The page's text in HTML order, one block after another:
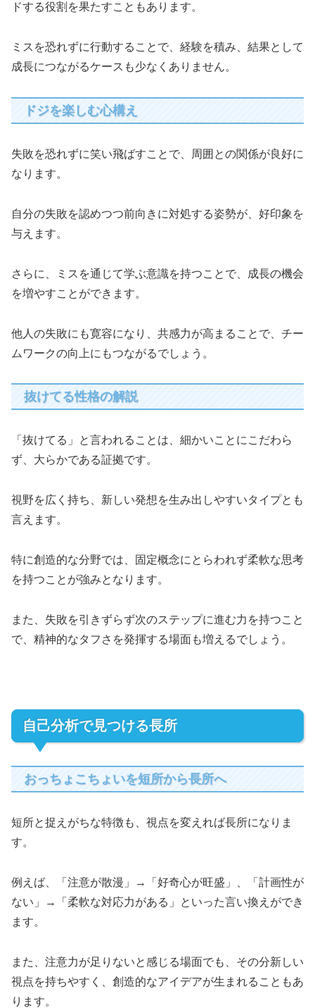
ドする役割を果たすこともあります。
ミスを恐れずに行動することで、経験を積み、結果として
成長につながるケースも少なくありません。
ドジを楽しむ心構え
失敗を恐れずに笑い飛ばすことで、周囲との関係が良好に
なります。
自分の失敗を認めつつ前向きに対処する姿勢が、好印象を
与えます。
さらに、ミスを通じて学ぶ意識を持つことで、成長の機会
を増やすことができます。
他人の失敗にも寛容になり、共感力が高まることで、チー
ムワークの向上にもつながるでしょう。
抜けてる性格の解説
「抜けてる」と言われることは、細かいことにこだわら
ず、大らかである証拠です。
視野を広く持ち、新しい発想を生み出しやすいタイプとも
言えます。
特に創造的な分野では、固定概念にとらわれず柔軟な思考
を持つことが強みとなります。
また、失敗を引きずらず次のステップに進む力を持つこと
で、精神的なタフさを発揮する場面も増えるでしょう。
自己分析で見つける長所
おっちょこちょいを短所から長所へ
短所と捉えがちな特徴も、視点を変えれば長所になりま
す。
例えば、「注意が散漫」→「好奇心が旺盛」、「計画性が
ない」→「柔軟な対応力がある」といった言い換えができ
ます。
また、注意力が足りないと感じる場面でも、その分新しい
視点を持ちやすく、創造的なアイデアが生まれることもあ
ります。